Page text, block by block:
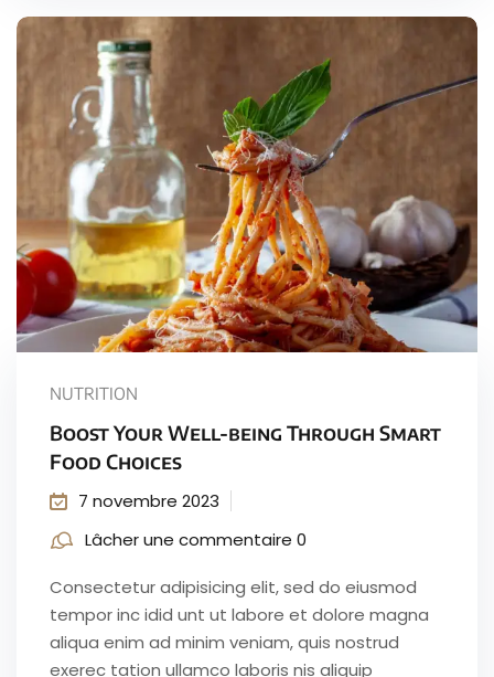
NUTRITION
Boost Your Well-being Through Smart
Food Choices
7 novembre 2023
Lâcher une commentaire 0
Consectetur adipisicing elit, sed do eiusmod
tempor inc idid unt ut labore et dolore magna
aliqua enim ad minim veniam, quis nostrud
exerec tation ullamco laboris nis aliquip